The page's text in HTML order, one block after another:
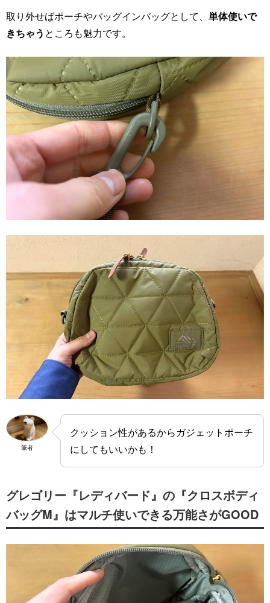
取り外せばポーチやバッグインバッグとして、 単体使いで
きちゃう ところも魅力です。
筆者
クッション性があるからガジェットポーチ
にしてもいいかも！
グレゴリー『レディバード』の『クロスボディ
バッグM』はマルチ使いできる万能さがGOOD